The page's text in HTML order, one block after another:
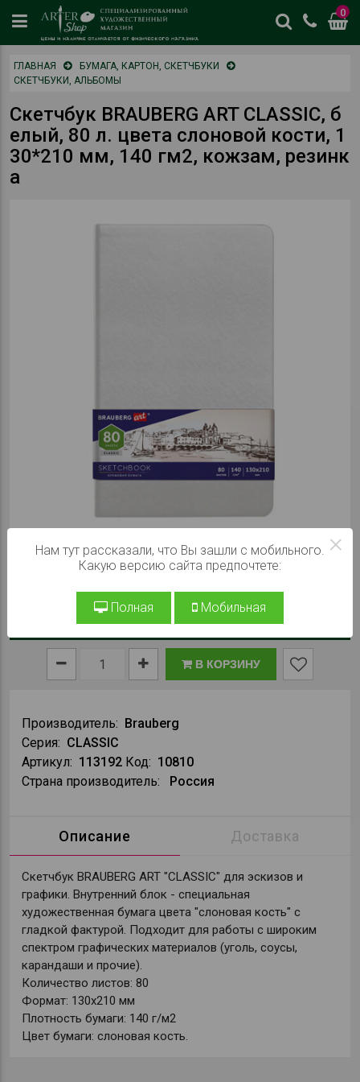
0
цены
отличается
от
магазина
ГЛАВНАЯ
БУМАГА, КАРТОН, СКЕТЧБУКИ
СКЕТЧБУКИ, АЛЬБОМЫ
Скетчбук BRAUBERG ART CLASSIC, б
елый, 80 л. цвета слоновой кости, 1
30*210 мм, 140 гм2, кожзам, резинк
а
При заказе на сайте:440 ₽
В КОРЗИНУ
Производитель: Brauberg
Серия: CLASSIC
Артикул: 113192 Код: 10810
Страна производитель:
Россия
Описание Доставка
Скетчбук BRAUBERG ART "CLASSIC" для эскизов и
графики. Внутренний блок - специальная
художественная бумага цвета "слоновая кость" с
гладкой фактурой. Подходит для работы с широким
спектром графических материалов (уголь, соусы,
карандаши и прочие).
Количество листов: 80
Формат: 130х210 мм
Плотность бумаги: 140 г/м2
Цвет бумаги: слоновая кость.
×
Нам тут рассказали, что Вы зашли с мобильного.
Какую версию сайта предпочтете:
Полная Мобильная